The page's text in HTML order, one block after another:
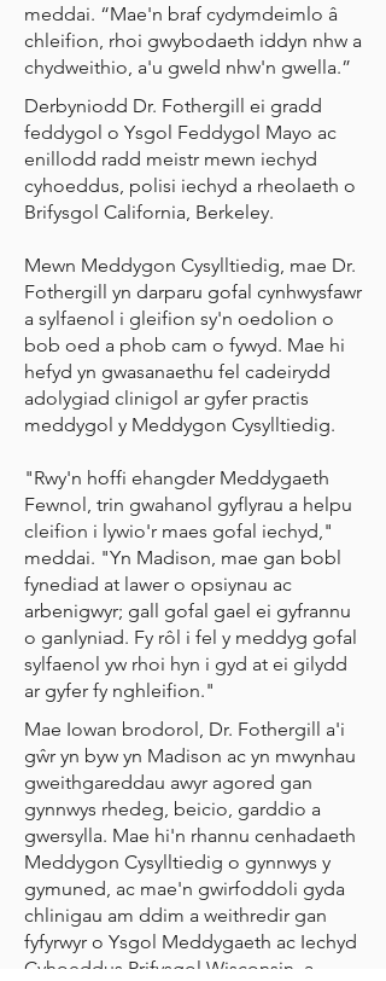
meddai. “Mae'n braf cydymdeimlo â
chleifion, rhoi gwybodaeth iddyn nhw a
chydweithio, a'u gweld nhw'n gwella.”
Derbyniodd Dr. Fothergill ei gradd
feddygol o Ysgol Feddygol Mayo ac
enillodd radd meistr mewn iechyd
cyhoeddus, polisi iechyd a rheolaeth o
Brifysgol California, Berkeley.
Mewn Meddygon Cysylltiedig, mae Dr.
Fothergill yn darparu gofal cynhwysfawr
a sylfaenol i gleifion sy'n oedolion o
bob oed a phob cam o fywyd. Mae hi
hefyd yn gwasanaethu fel cadeirydd
adolygiad clinigol ar gyfer practis
meddygol y Meddygon Cysylltiedig.
"Rwy'n hoffi ehangder Meddygaeth
Fewnol, trin gwahanol gyflyrau a helpu
cleifion i lywio'r maes gofal iechyd,"
meddai. "Yn Madison, mae gan bobl
fynediad at lawer o opsiynau ac
arbenigwyr; gall gofal gael ei gyfrannu
o ganlyniad. Fy rôl i fel y meddyg gofal
sylfaenol yw rhoi hyn i gyd at ei gilydd
ar gyfer fy nghleifion."
Mae Iowan brodorol, Dr. Fothergill a'i
gŵr yn byw yn Madison ac yn mwynhau
gweithgareddau awyr agored gan
gynnwys rhedeg, beicio, garddio a
gwersylla. Mae hi'n rhannu cenhadaeth
Meddygon Cysylltiedig o gynnwys y
gymuned, ac mae'n gwirfoddoli gyda
chlinigau am ddim a weithredir gan
fyfyrwyr o Ysgol Meddygaeth ac Iechyd
Cyhoeddus Prifysgol Wisconsin, a